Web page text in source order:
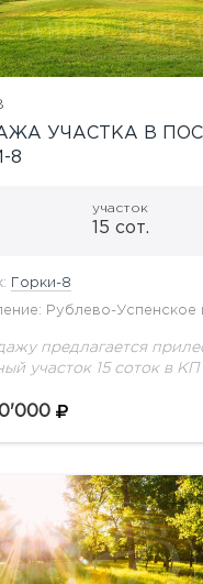
УЧАСТКА В
8
участок
15 сот.
Горки-8
Рублево-Успенское
предлагается
участок 15 соток в КП